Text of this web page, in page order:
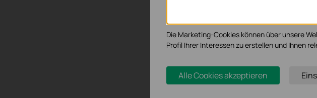
Neu
Funktionsweise unserer Website zu verbessern
Die Marketing-Cookies können über unsere
Profil Ihrer Interessen zu erstellen und Ihnen
Alle Cookies akzeptieren